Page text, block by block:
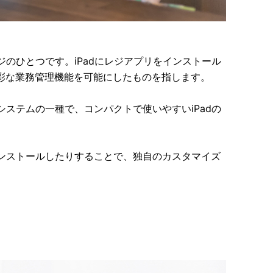
ひとつです。iPadにレジアプリをインストール
業務管理機能を可能にしたものを指します。
テムの一種で、コンパクトで使いやすいiPadの
トールしたりすることで、独自のカスタマイズ